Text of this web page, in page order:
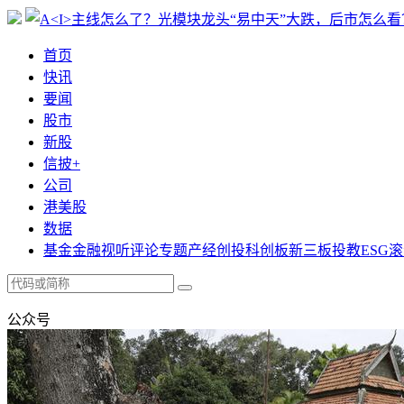
首页
快讯
要闻
股市
新股
信披+
公司
港美股
数据
基金金融视听评论专题产经创投科创板新三板投教ESG
公众号